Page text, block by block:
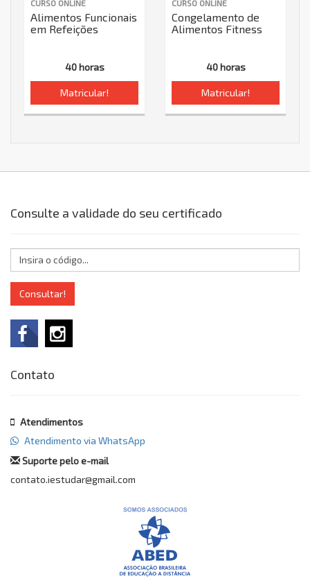
CURSO ONLINE
Alimentos Funcionais
em Refeições
40 horas
Matricular!
CURSO ONLINE
Congelamento de
Alimentos Fitness
40 horas
Matricular!
Consulte a validade do seu certificado
Consultar!
Contato
Atendimentos
Atendimento via WhatsApp
Suporte pelo e-mail
contato.iestudar@gmail.com